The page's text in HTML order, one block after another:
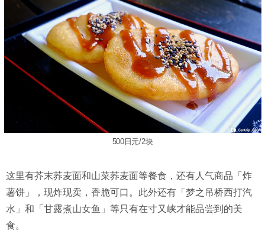
500日元/2块
这里有芥末荞麦面和山菜荞麦面等餐食，还有人气商品「炸
薯饼」，现炸现卖，香脆可口。此外还有「梦之吊桥西打汽
水」和「甘露煮山女鱼」等只有在寸又峡才能品尝到的美
食。